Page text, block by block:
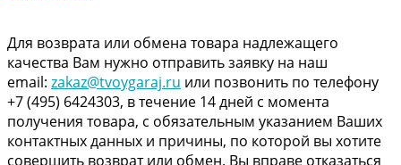
Для возврата или обмена товара надлежащего
качества Вам нужно отправить заявку на наш
email: zakaz@tvoygaraj.ru или позвонить по телефону
+7 (495) 6424303, в течение 14 дней с момента
получения товара, с обязательным указанием Ваших
контактных данных и причины, по которой вы хотите
совершить возврат или обмен. Вы вправе отказаться